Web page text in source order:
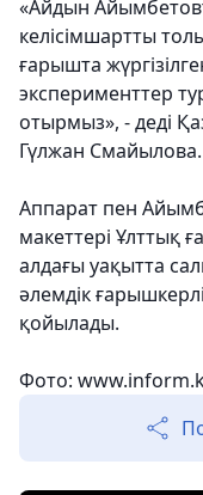
«Айдын
келісімшартты
ғарышта
эксперименттер
отырмыз», - деді
Гүлжан Смайылова.
Аппарат пен
макеттері Ұлттық
алдағы уақытта
әлемдік
қойылады.
Фото: